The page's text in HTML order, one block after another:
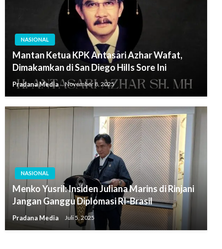
NASIONAL
Mantan Ketua KPK Antasari Azhar Wafat,
Dimakamkan di San Diego Hills Sore Ini
Pradana Media November 8, 2025
NASIONAL
Menko Yusril: Insiden Juliana Marins di Rinjani
Jangan Ganggu Diplomasi RI-Brasil
Pradana Media Juli 5, 2025